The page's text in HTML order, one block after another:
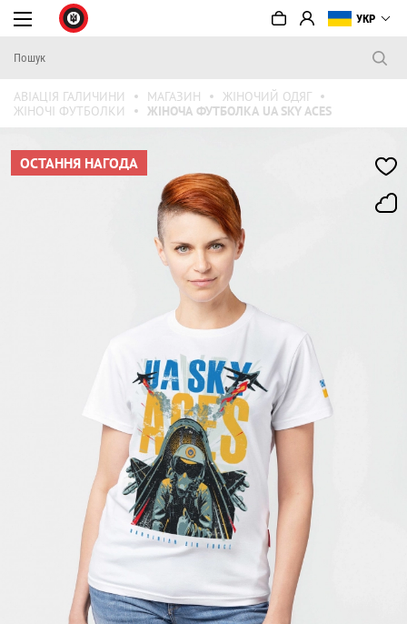
УКР
АВІАЦІЯ ГАЛИЧИНИ МАГАЗИН
ЖІНОЧИЙ ОДЯГ
ЖІНОЧІ ФУТБОЛКИ
ЖІНОЧА ФУТБОЛКА UA SKY ACES
ОСТАННЯ НАГОДА